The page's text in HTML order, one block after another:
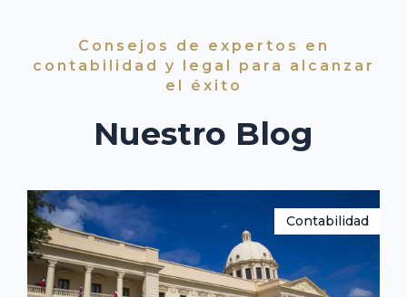
Consejos de expertos en
contabilidad y legal para alcanzar
el éxito
Nuestro Blog
Contabilidad